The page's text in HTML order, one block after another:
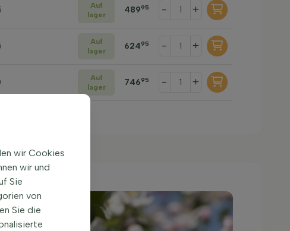
Auf
lager
48995 - +
Auf
lager
62495 - +
Auf
lager
74695 - +
wir Cookies
wir und
Sie
von
Sie die